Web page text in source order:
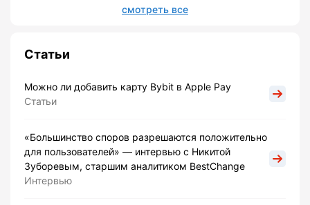
смотреть все
Статьи
Можно ли добавить карту Bybit в Apple Pay
Статьи
«Большинство споров разрешаются положительно
для пользователей» — интервью с Никитой
Зуборевым, старшим аналитиком BestChange
Интервью